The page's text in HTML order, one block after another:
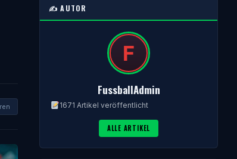
✍️ AUTOR
FussballAdmin
1671 Artikel veröffentlicht
ALLE ARTIKEL